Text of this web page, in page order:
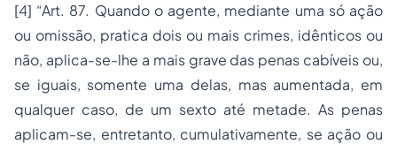
[4] “Art. 87. Quando o agente, mediante uma só ação
ou omissão, pratica dois ou mais crimes, idênticos ou
não, aplica-se-lhe a mais grave das penas cabíveis ou,
se iguais, somente uma delas, mas aumentada, em
qualquer caso, de um sexto até metade. As penas
aplicam-se, entretanto, cumulativamente, se ação ou